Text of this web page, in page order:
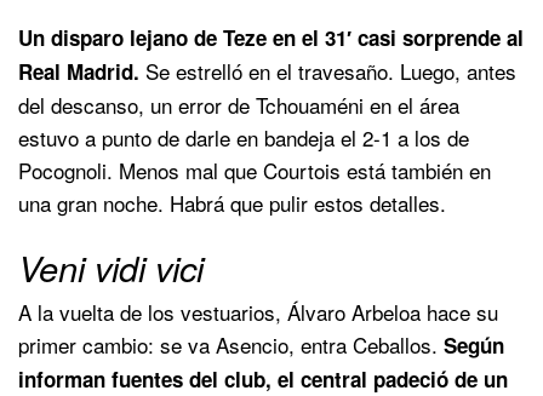
Un disparo lejano de Teze en el 31′ casi sorprende al
Real Madrid. Se estrelló en el travesaño. Luego, antes
del descanso, un error de Tchouaméni en el área
estuvo a punto de darle en bandeja el 2-1 a los de
Pocognoli. Menos mal que Courtois está también en
una gran noche. Habrá que pulir estos detalles.
Veni vidi vici
A la vuelta de los vestuarios, Álvaro Arbeloa hace su
primer cambio: se va Asencio, entra Ceballos. Según
informan fuentes del club, el central padeció de un